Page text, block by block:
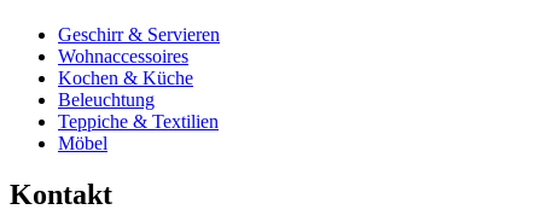
Geschirr & Servieren
Wohnaccessoires
Kochen & Küche
Beleuchtung
Teppiche & Textilien
Möbel
Kontakt